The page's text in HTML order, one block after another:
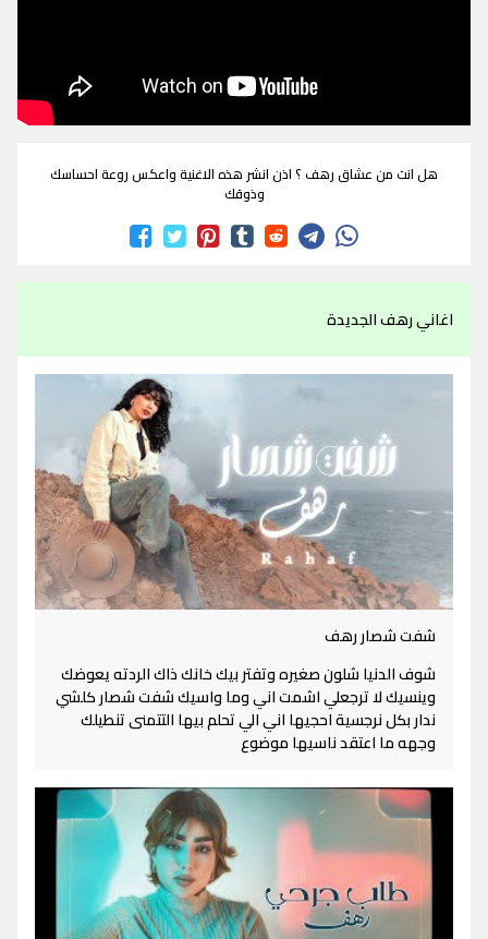
هل انت من عشاق رهف ؟ اذن انشر هذه الاغنية واعكس روعة احساسك
وذوقك
اغاني رهف الجديدة
شفت شصار رهف
شوف الدنيا شلون صغيره وتفتر بيك خانك ذاك الردته يعوضك
وينسيك لا ترجعلي اشمت اني وما واسيك شفت شصار كلشي
ندار بكل نرجسية احجيها اني الي تحلم بيها التتمنى تنطيلك
وجهه ما اعتقد ناسيها موضوع